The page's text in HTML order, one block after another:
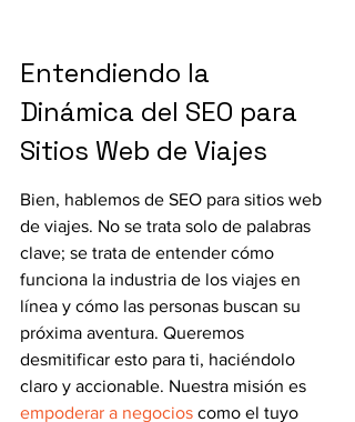
Entendiendo la
Dinámica del SEO para
Sitios Web de Viajes
Bien, hablemos de SEO para sitios web
de viajes. No se trata solo de palabras
clave; se trata de entender cómo
funciona la industria de los viajes en
línea y cómo las personas buscan su
próxima aventura. Queremos
desmitificar esto para ti, haciéndolo
claro y accionable. Nuestra misión es
empoderar a negocios como el tuyo